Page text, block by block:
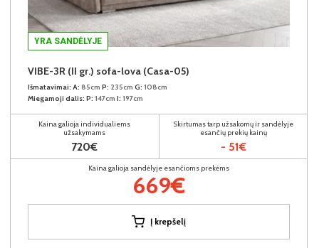
YRA SANDĖLYJE
VIBE-3R (II gr.) sofa-lova (Casa-05)
Išmatavimai: A: 85cm P: 235cm G: 108cm
Miegamoji dalis: P: 147cm I: 197cm
Kaina galioja individualiems
užsakymams
720€
Skirtumas tarp užsakomų ir sandėlyje
esančių prekių kainų
- 51€
Kaina galioja sandėlyje esančioms prekėms
669€
Į krepšelį